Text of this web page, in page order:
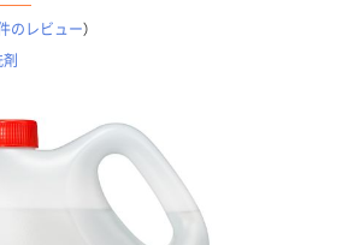
のレビュー）